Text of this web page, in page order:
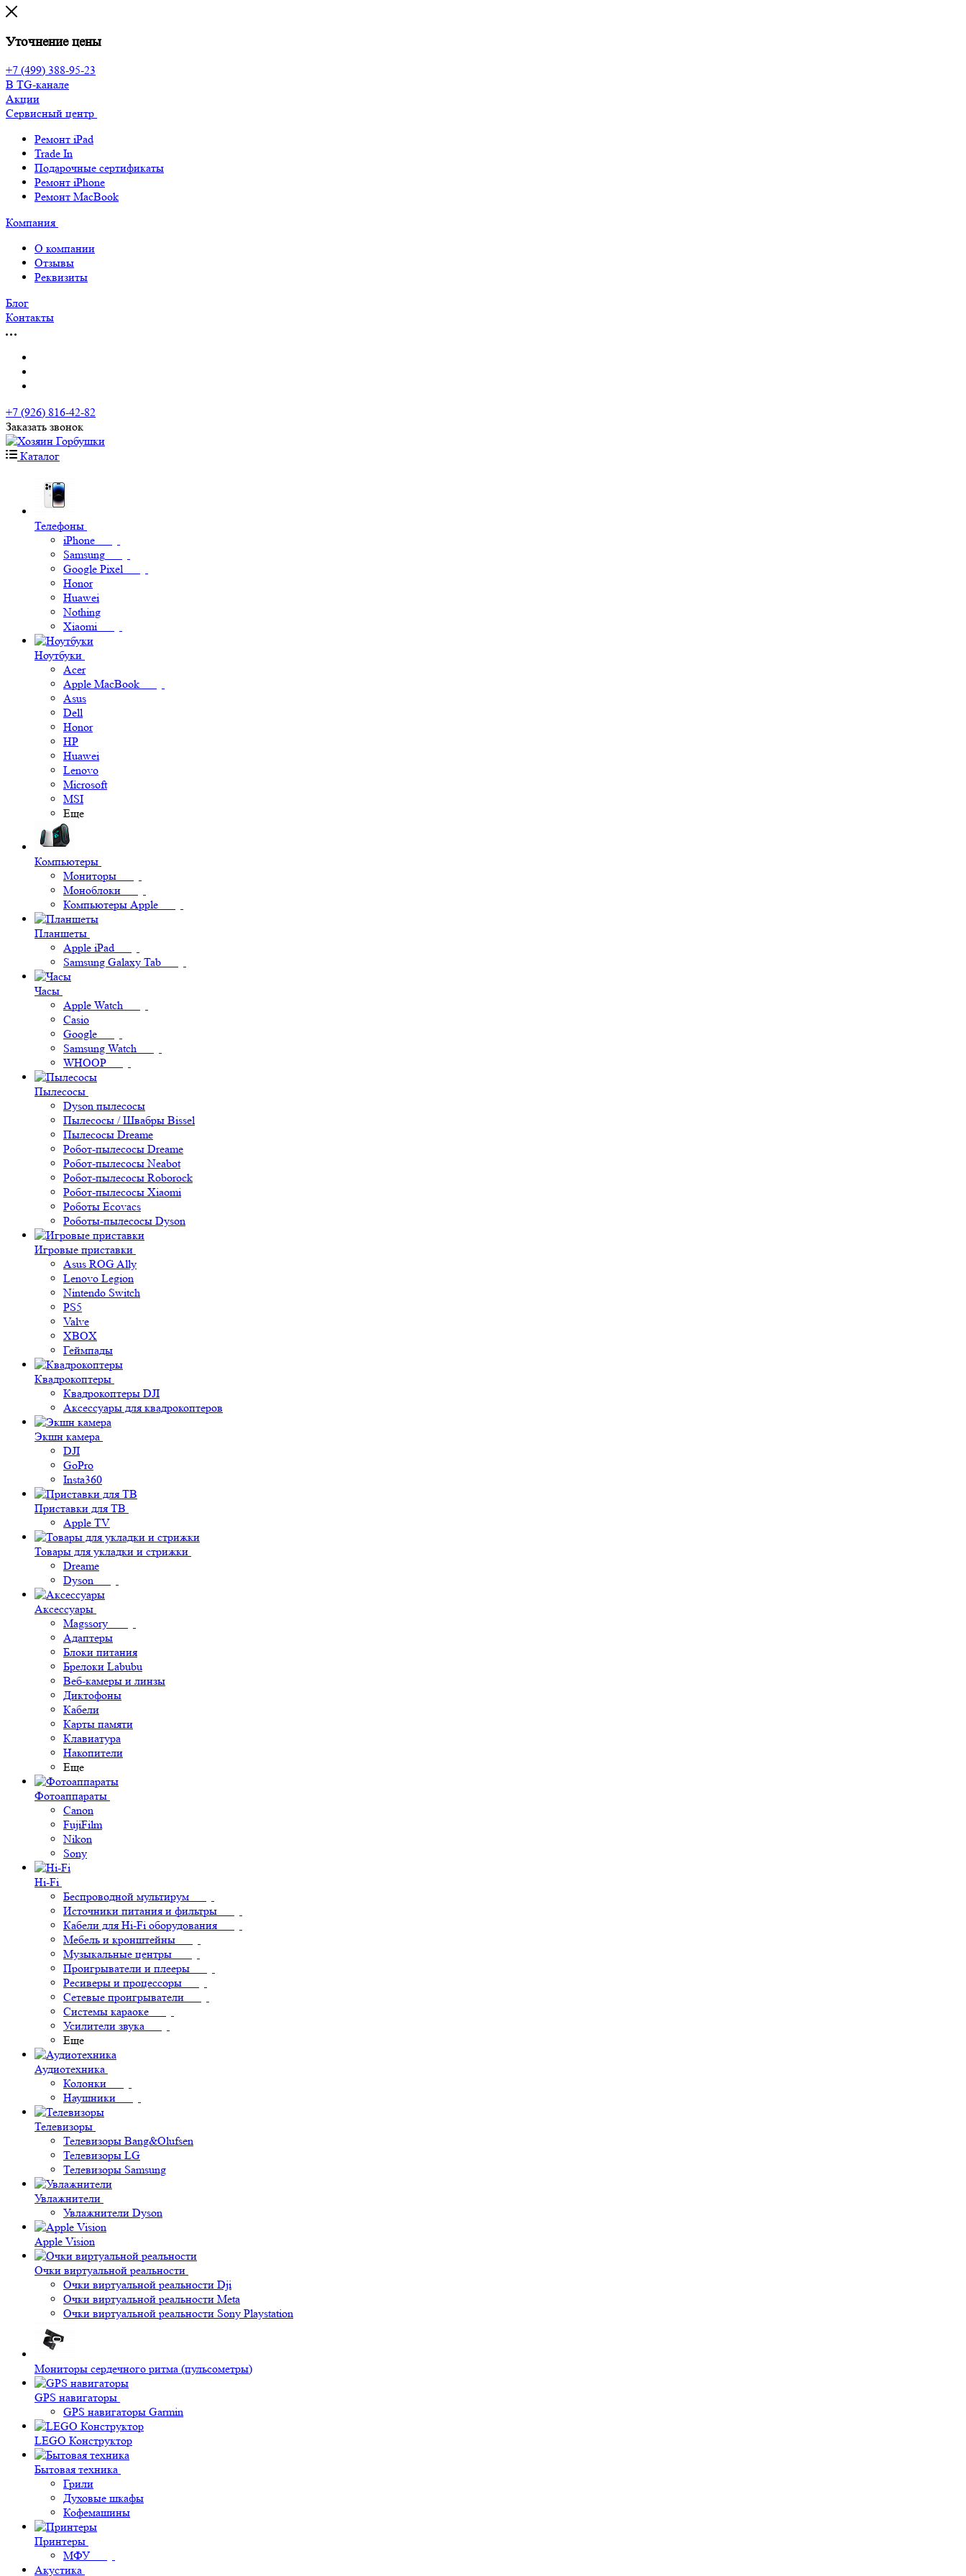
Уточнение цены
+7 (499) 388-95-23
В TG-канале
Акции
Сервисный центр
Ремонт iPad
Trade In
Подарочные сертификаты
Ремонт iPhone
Ремонт MacBook
Компания
О компании
Отзывы
Реквизиты
Блог
Контакты
+7 (926) 816-42-82
Заказать звонок
Каталог
Телефоны
iPhone
Samsung
Google Pixel
Honor
Huawei
Nothing
Xiaomi
Ноутбуки
Acer
Apple MacBook
Asus
Dell
Honor
HP
Huawei
Lenovo
Microsoft
MSI
Еще
Компьютеры
Мониторы
Моноблоки
Компьютеры Apple
Планшеты
Apple iPad
Samsung Galaxy Tab
Часы
Apple Watch
Casio
Google
Samsung Watch
WHOOP
Пылесосы
Dyson пылесосы
Пылесосы / Швабры Bissel
Пылесосы Dreame
Робот-пылесосы Dreame
Робот-пылесосы Neabot
Робот-пылесосы Roborock
Робот-пылесосы Xiaomi
Роботы Ecovacs
Роботы-пылесосы Dyson
Игровые приставки
Asus ROG Ally
Lenovo Legion
Nintendo Switch
PS5
Valve
XBOX
Геймпады
Квадрокоптеры
Квадрокоптеры DJI
Аксессуары для квадрокоптеров
Экшн камера
DJI
GoPro
Insta360
Приставки для ТВ
Apple TV
Товары для укладки и стрижки
Dreame
Dyson
Аксессуары
Magssory
Адаптеры
Блоки питания
Брелоки Labubu
Веб-камеры и линзы
Диктофоны
Кабели
Карты памяти
Клавиатура
Накопители
Еще
Фотоаппараты
Canon
FujiFilm
Nikon
Sony
Hi-Fi
Беспроводной мультирум
Источники питания и фильтры
Кабели для Hi-Fi оборудования
Мебель и кронштейны
Музыкальные центры
Проигрыватели и плееры
Ресиверы и процессоры
Сетевые проигрыватели
Системы караоке
Усилители звука
Еще
Аудиотехника
Колонки
Наушники
Телевизоры
Телевизоры Bang&Olufsen
Телевизоры LG
Телевизоры Samsung
Увлажнители
Увлажнители Dyson
Apple Vision
Очки виртуальной реальности
Очки виртуальной реальности Dji
Очки виртуальной реальности Meta
Очки виртуальной реальности Sony Playstation
Мониторы сердечного ритма (пульсометры)
GPS навигаторы
GPS навигаторы Garmin
LEGO Конструктор
Бытовая техника
Грили
Духовые шкафы
Кофемашины
Принтеры
МФУ
Акустика